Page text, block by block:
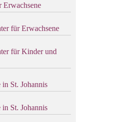
Erwachsene
für Erwachsene
für Kinder und
St. Johannis
St. Johannis